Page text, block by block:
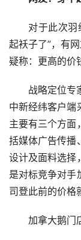
对于此次羽
起袄子了”，有
疑称：更高的价
战略定位专
中新经纬客户端
主要有三个方面
括媒体广告传播
设计及面料选择
是对标竞争对手
司登此前的价格
加拿大鹅门